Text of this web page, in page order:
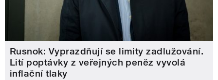
Rusnok: Vyprazdňují se limity zadlužování.
Lití poptávky z veřejných peněz vyvolá
inflační tlaky